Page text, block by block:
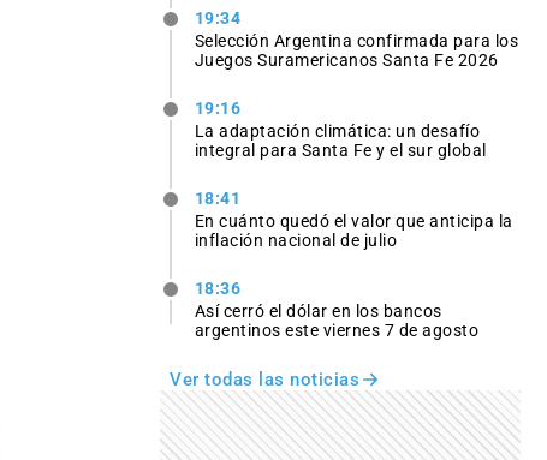
19:34
Selección Argentina confirmada para los
Juegos Suramericanos Santa Fe 2026
19:16
La adaptación climática: un desafío
integral para Santa Fe y el sur global
18:41
En cuánto quedó el valor que anticipa la
inflación nacional de julio
18:36
Así cerró el dólar en los bancos
argentinos este viernes 7 de agosto
Ver todas las noticias